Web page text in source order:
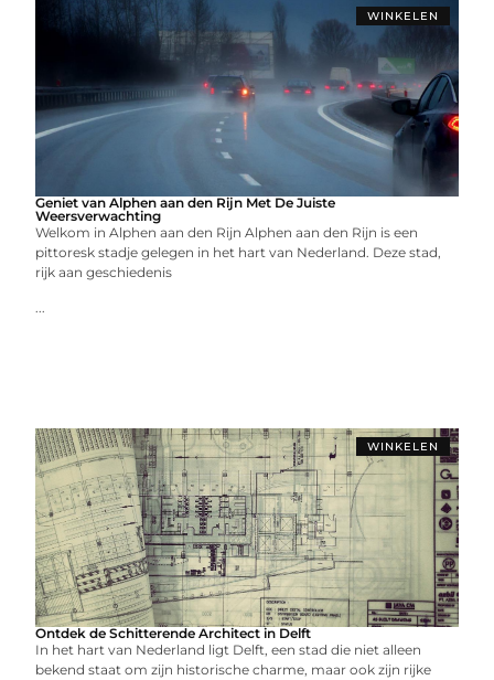
WINKELEN
Geniet van Alphen aan den Rijn Met De Juiste
Weersverwachting
Welkom in Alphen aan den Rijn Alphen aan den Rijn is een
pittoresk stadje gelegen in het hart van Nederland. Deze stad,
rijk aan geschiedenis
...
WINKELEN
Ontdek de Schitterende Architect in Delft
In het hart van Nederland ligt Delft, een stad die niet alleen
bekend staat om zijn historische charme, maar ook zijn rijke